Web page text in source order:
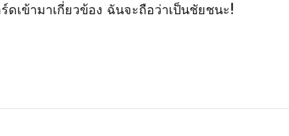
เข้ามาเกี่ยวข้อง ฉันจะถือว่าเป็นชัยชนะ!